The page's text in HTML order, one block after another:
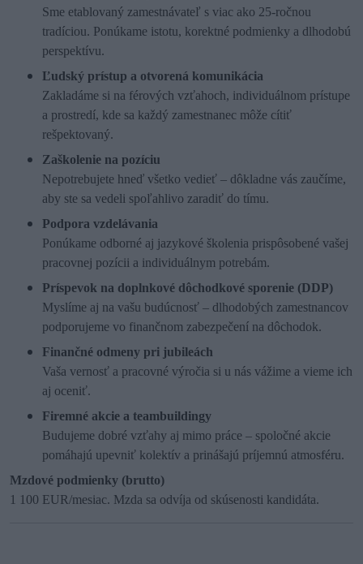
Sme etablovaný zamestnávateľ s viac ako 25-ročnou
tradíciou. Ponúkame istotu, korektné podmienky a dlhodobú
perspektívu.
Ľudský prístup a otvorená komunikácia
Zakladáme si na férových vzťahoch, individuálnom prístupe
a prostredí, kde sa každý zamestnanec môže cítiť
rešpektovaný.
Zaškolenie na pozíciu
Nepotrebujete hneď všetko vedieť – dôkladne vás zaučíme,
aby ste sa vedeli spoľahlivo zaradiť do tímu.
Podpora vzdelávania
Ponúkame odborné aj jazykové školenia prispôsobené vašej
pracovnej pozícii a individuálnym potrebám.
Príspevok na doplnkové dôchodkové sporenie (DDP)
Myslíme aj na vašu budúcnosť – dlhodobých zamestnancov
podporujeme vo finančnom zabezpečení na dôchodok.
Finančné odmeny pri jubileách
Vaša vernosť a pracovné výročia si u nás vážime a vieme ich
aj oceniť.
Firemné akcie a teambuildingy
Budujeme dobré vzťahy aj mimo práce – spoločné akcie
pomáhajú upevniť kolektív a prinášajú príjemnú atmosféru.
Mzdové podmienky (brutto)
1 100 EUR/mesiac. Mzda sa odvíja od skúsenosti kandidáta.